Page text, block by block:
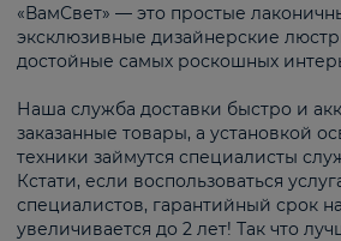
«ВамСвет» — это простые
эксклюзивные дизайнерские
достойные самых роскошных
Наша служба доставки быстро и
заказанные товары, а установкой
техники займутся специалисты
Кстати, если воспользоваться
специалистов, гарантийный срок
увеличивается до 2 лет! Так что